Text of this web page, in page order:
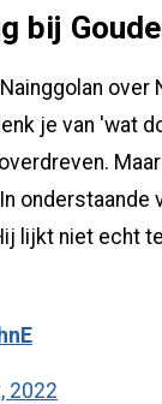
bij
over
je van 'wat
lijkt niet echt
2022